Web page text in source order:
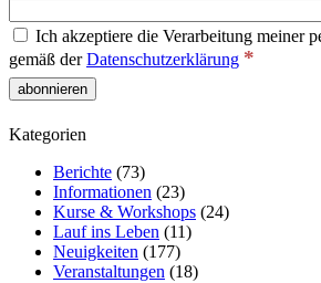
Ich akzeptiere die Verarbeitung meiner
gemäß derDatenschutzerklärung *
Kategorien
Berichte (73)
Informationen (23)
Kurse & Workshops (24)
Lauf ins Leben (11)
Neuigkeiten (177)
Veranstaltungen (18)